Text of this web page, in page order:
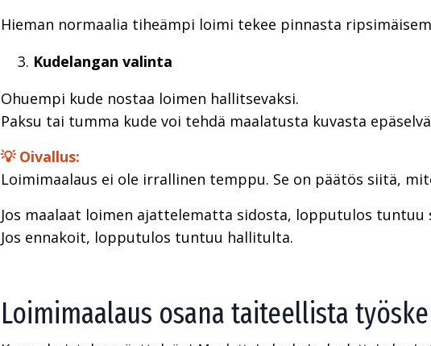
Hieman normaalia tiheämpi loimi tekee pinnasta
Kudelangan valinta
Ohuempi kude nostaa loimen hallitsevaksi.
Paksu tai tumma kude voi tehdä maalatusta kuvasta
💡 Oivallus:
Loimimaalaus ei ole irrallinen temppu. Se on päätös siitä,
Jos maalaat loimen ajattelematta sidosta, lopputulos tuntuu
Jos ennakoit, lopputulos tuntuu hallitulta.
Loimimaalaus osana taiteellista